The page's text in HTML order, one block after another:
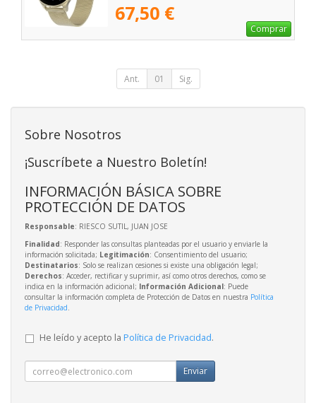
67,50 €
Comprar
Ant. 01 Sig.
Sobre Nosotros
¡Suscríbete a Nuestro Boletín!
INFORMACIÓN BÁSICA SOBRE
PROTECCIÓN DE DATOS
Responsable: RIESCO SUTIL, JUAN JOSE
Finalidad: Responder las consultas planteadas por el usuario y enviarle la
información solicitada; Legitimación: Consentimiento del usuario;
Destinatarios: Solo se realizan cesiones si existe una obligación legal;
Derechos: Acceder, rectificar y suprimir, así como otros derechos, como se
indica en la información adicional; Información Adicional: Puede
consultar la información completa de Protección de Datos en nuestra Política
de Privacidad.
He leído y acepto la Política de Privacidad.
Enviar